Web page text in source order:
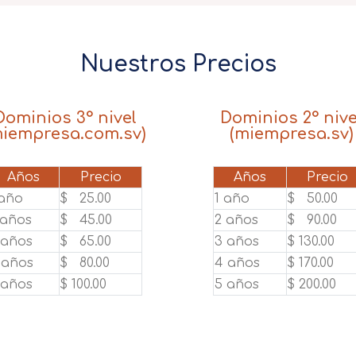
Nuestros Precios
3° nivel
Años
Precio
$ 25.00
$ 45.00
$ 65.00
$ 80.00
$ 100.00
Dominios 2°
(miempresa.sv)
Años
Precio
1 año
$ 50.00
2 años
$ 90.00
3 años
$ 130.00
4 años
$ 170.00
5 años
$ 200.00